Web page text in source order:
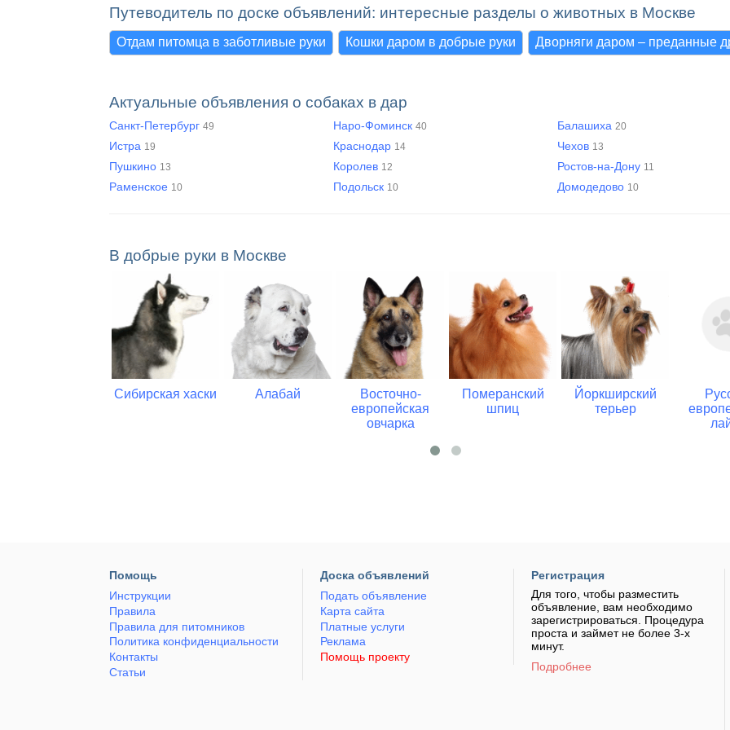
Путеводитель по доске объявлений: интересные разделы о животных в Москве
Отдам питомца в заботливые руки Кошки даром в добрые руки Дворняги даром – преданные
Актуальные объявления о собаках в дар
Санкт-Петербург49 Наро-Фоминск40 Балашиха 20
Истра 19 Краснодар 14 Чехов 13
Пушкино 13 Королев 12 Ростов-на-Дону 11
Раменское 10 Подольск 10 Домодедово 10
В добрые руки в Москве
Сибирская хаски Алабай
Восточно-
европейская
овчарка
Померанский
шпиц
Йоркширский
терьер
Помощь
Инструкции
Правила
Правила для питомников
Политика конфиденциальности
Контакты
Статьи
Доска объявлений
Подать объявление
Карта сайта
Платные услуги
Реклама
Помощь проекту
Регистрация
Для того, чтобы разместить
объявление, вам необходимо
зарегистрироваться. Процедура
проста и займет не более 3-х
минут.
Подробнее